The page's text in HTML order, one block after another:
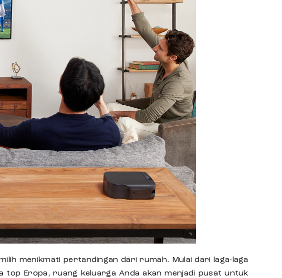
menikmati pertandingan dari rumah. Mulai dari laga-laga
top Eropa, ruang keluarga Anda akan menjadi pusat untuk